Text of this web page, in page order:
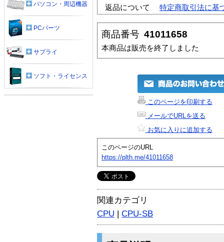
返品について
特定商取引法に基
商品番号 41011658
本商品は販売を終了しました
このページを印刷する
メールでURLを送る
お気に入りに追加する
このページのURL
https://plth.me/41011658
関連カテゴリ
CPU | CPU-SB
パソコン・周辺機器
PCパーツ
サプライ
ソフト・ライセンス